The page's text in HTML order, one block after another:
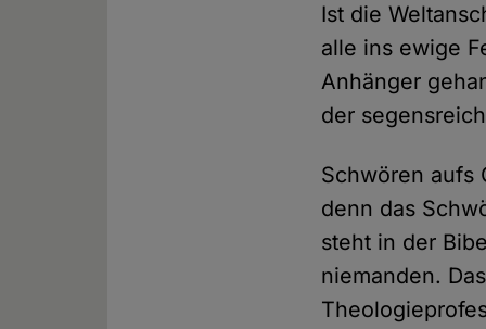
Ist die
alle ins ewige
Anhänger
der
Schwören aufs
denn das
steht in der
niemanden.